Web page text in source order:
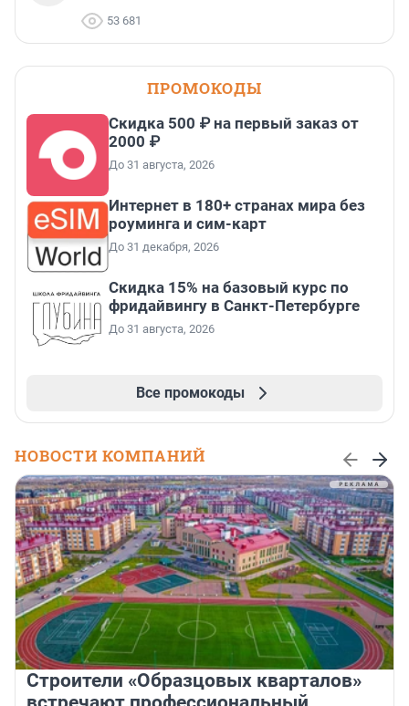
53 681
ПРОМОКОДЫ
Скидка 500 ₽ на первый заказ от
2000 ₽
До 31 августа, 2026
Интернет в 180+ странах мира без
роуминга и сим-карт
До 31 декабря, 2026
Скидка 15% на базовый курс по
фридайвингу в Санкт-Петербурге
До 31 августа, 2026
Все промокоды
НОВОСТИ КОМПАНИЙ
Строители «Образцовых кварталов»